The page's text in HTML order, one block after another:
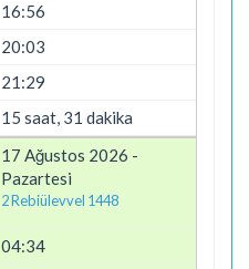
16:56
20:03
21:29
15 saat, 31 dakika
17 Ağustos 2026 -
Pazartesi
2 Rebiülevvel 1448
04:34